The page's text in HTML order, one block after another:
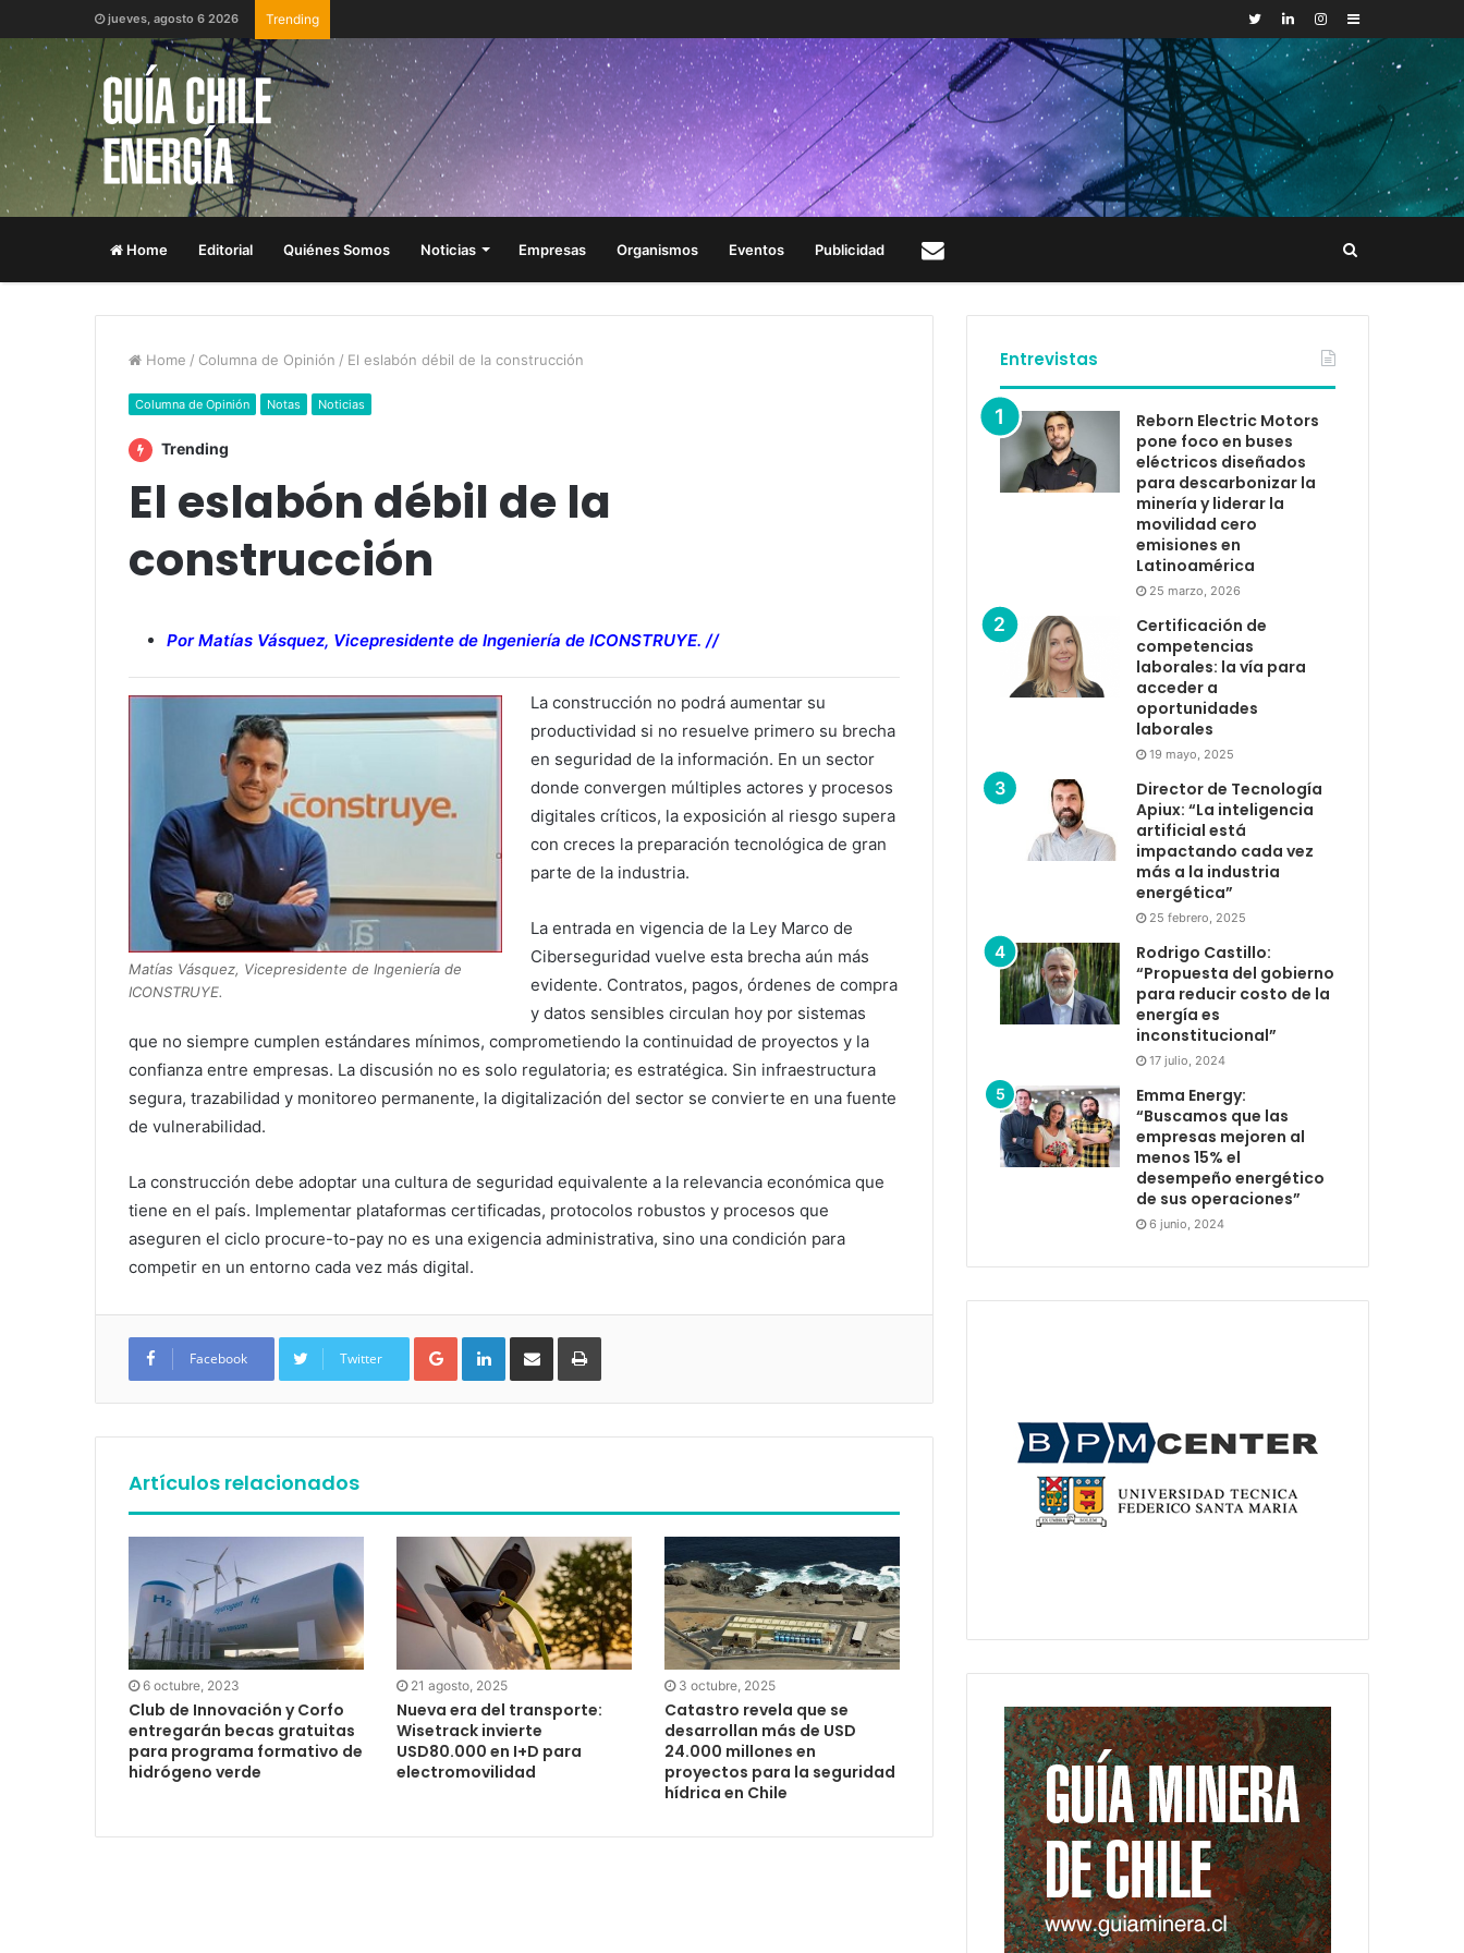
jueves, agosto 6 2026 Trending Sidebar
Home Editorial Quiénes Somos Noticias Empresas Organismos Eventos Publicidad
Home / Columna de Opinión / El eslabón débil de la construcción
Columna de Opinión Notas Noticias
Trending
El eslabón débil de la
construcción
Por Matías Vásquez, Vicepresidente de Ingeniería de ICONSTRUYE. //
Matías Vásquez, Vicepresidente de Ingeniería de
ICONSTRUYE.
La construcción no podrá aumentar su
productividad si no resuelve primero su brecha
en seguridad de la información. En un sector
donde convergen múltiples actores y procesos
digitales críticos, la exposición al riesgo supera
con creces la preparación tecnológica de gran
parte de la industria.
La entrada en vigencia de la Ley Marco de
Ciberseguridad vuelve esta brecha aún más
evidente. Contratos, pagos, órdenes de compra
y datos sensibles circulan hoy por sistemas
que no siempre cumplen estándares mínimos, comprometiendo la continuidad de proyectos y la
confianza entre empresas. La discusión no es solo regulatoria; es estratégica. Sin infraestructura
segura, trazabilidad y monitoreo permanente, la digitalización del sector se convierte en una fuente
de vulnerabilidad.
La construcción debe adoptar una cultura de seguridad equivalente a la relevancia económica que
tiene en el país. Implementar plataformas certificadas, protocolos robustos y procesos que
aseguren el ciclo procure-to-pay no es una exigencia administrativa, sino una condición para
competir en un entorno cada vez más digital.
Facebook Twitter
Google+ LinkedIn
Artículos relacionados
6 octubre, 2023
Club de Innovación y Corfo
entregarán becas gratuitas
para programa formativo de
hidrógeno verde
21 agosto, 2025
Nueva era del transporte:
Wisetrack invierte
USD80.000 en I+D para
electromovilidad
3 octubre, 2025
Catastro revela que se
desarrollan más de USD
24.000 millones en
proyectos para la seguridad
hídrica en Chile
Entrevistas
Reborn Electric Motors
pone foco en buses
eléctricos diseñados
para descarbonizar la
minería y liderar la
movilidad cero
emisiones en
Latinoamérica
25 marzo, 2026
Certificación de
competencias
laborales: la vía para
acceder a
oportunidades
laborales
19 mayo, 2025
Director de Tecnología
Apiux: “La inteligencia
artificial está
impactando cada vez
más a la industria
energética”
25 febrero, 2025
Rodrigo Castillo:
“Propuesta del gobierno
para reducir costo de la
energía es
inconstitucional”
17 julio, 2024
Emma Energy:
“Buscamos que las
empresas mejoren al
menos 15% el
desempeño energético
de sus operaciones”
6 junio, 2024